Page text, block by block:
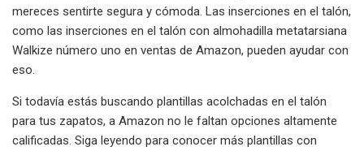
mereces sentirte segura y cómoda. Las inserciones en el talón,
como las inserciones en el talón con almohadilla metatarsiana
Walkize número uno en ventas de Amazon, pueden ayudar con
eso.
Si todavía estás buscando plantillas acolchadas en el talón
para tus zapatos, a Amazon no le faltan opciones altamente
calificadas. Siga leyendo para conocer más plantillas con